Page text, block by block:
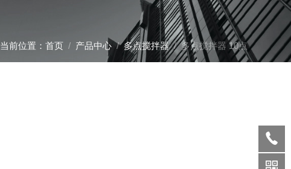
当前位置： 首页 / 产品中心 /多点搅拌器/ 多点搅拌器 10点